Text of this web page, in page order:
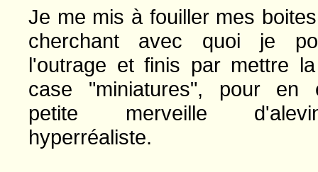
Je me mis à fouiller mes
cherchant avec quoi je
l'outrage et finis par mettre
case "miniatures", pour en
petite merveille
hyperréaliste.